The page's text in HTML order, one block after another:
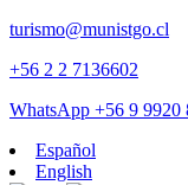
turismo@munistgo.cl
+56 2 2 7136602
WhatsApp +56 9 9920
Español
English